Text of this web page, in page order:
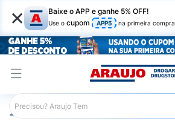
× Baixe o APP e ganhe 5% OFF!
Use o cupom APP5 na primeira compra
Araujo Beleza e Cuidados